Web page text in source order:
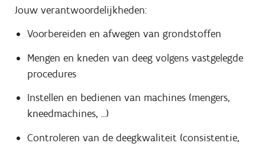
Jouw verantwoordelijkheden:
Voorbereiden en afwegen van grondstoffen
Mengen en kneden van deeg volgens vastgelegde
procedures
Instellen en bedienen van machines (mengers,
kneedmachines, ...)
Controleren van de deegkwaliteit (consistentie,